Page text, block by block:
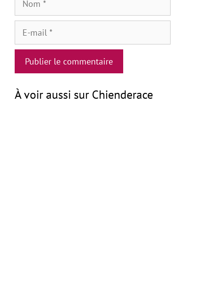
mail
À voir aussi sur Chienderace